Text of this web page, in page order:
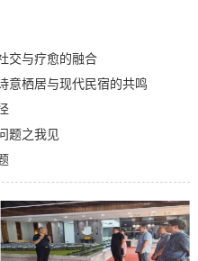
交与疗愈的融合
意栖居与现代民宿的共鸣
题之我见